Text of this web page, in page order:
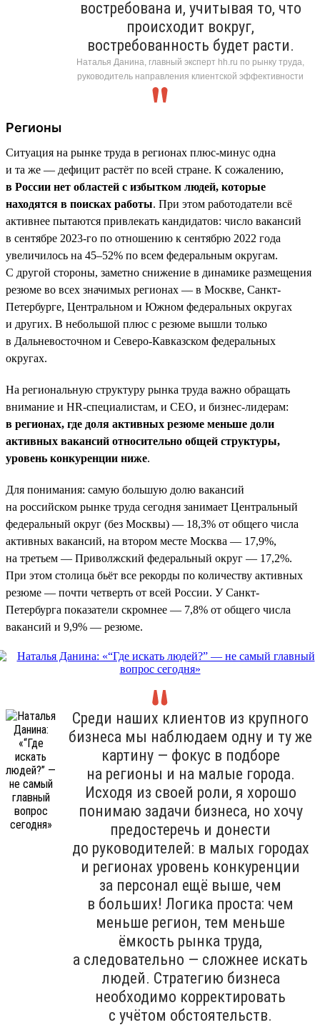
востребована и, учитывая то, что
происходит вокруг,
востребованность будет расти.
Наталья Данина, главный эксперт hh.ru по рынку труда,
руководитель направления клиентской эффективности
Регионы
Ситуация на рынке труда в регионах плюс-минус одна
и та же — дефицит растёт по всей стране. К сожалению,
в России нет областей с избытком людей, которые
находятся в поисках работы. При этом работодатели всё
активнее пытаются привлекать кандидатов: число вакансий
в сентябре 2023-го по отношению к сентябрю 2022 года
увеличилось на 45–52% по всем федеральным округам.
С другой стороны, заметно снижение в динамике размещения
резюме во всех значимых регионах — в Москве, Санкт-
Петербурге, Центральном и Южном федеральных округах
и других. В небольшой плюс с резюме вышли только
в Дальневосточном и Северо-Кавказском федеральных
округах.
На региональную структуру рынка труда важно обращать
внимание и HR-специалистам, и СЕО, и бизнес-лидерам:
в регионах, где доля активных резюме меньше доли
активных вакансий относительно общей структуры,
уровень конкуренции ниже.
Для понимания: самую большую долю вакансий
на российском рынке труда сегодня занимает Центральный
федеральный округ (без Москвы) — 18,3% от общего числа
активных вакансий, на втором месте Москва — 17,9%,
на третьем — Приволжский федеральный округ — 17,2%.
При этом столица бьёт все рекорды по количеству активных
резюме — почти четверть от всей России. У Санкт-
Петербурга показатели скромнее — 7,8% от общего числа
вакансий и 9,9% — резюме.
Среди наших клиентов из крупного
бизнеса мы наблюдаем одну и ту же
картину — фокус в подборе
на регионы и на малые города.
Исходя из своей роли, я хорошо
понимаю задачи бизнеса, но хочу
предостеречь и донести
до руководителей: в малых городах
и регионах уровень конкуренции
за персонал ещё выше, чем
в больших! Логика проста: чем
меньше регион, тем меньше
ёмкость рынка труда,
а следовательно — сложнее искать
людей. Стратегию бизнеса
необходимо корректировать
с учётом обстоятельств.